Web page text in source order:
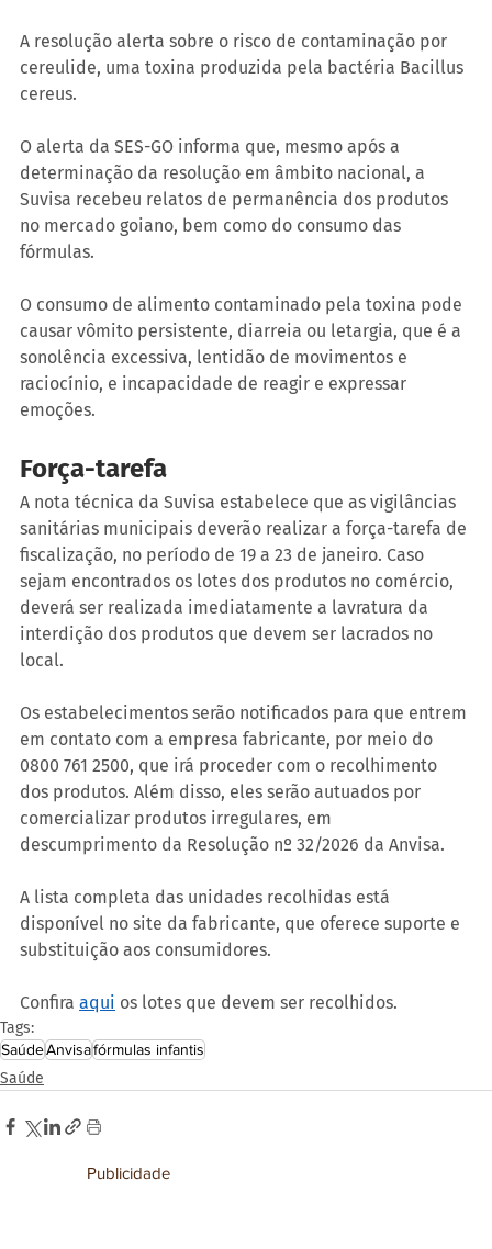
A resolução alerta sobre o risco de contaminação por
cereulide, uma toxina produzida pela bactéria Bacillus
cereus.
O alerta da SES-GO informa que, mesmo após a
determinação da resolução em âmbito nacional, a
Suvisa recebeu relatos de permanência dos produtos
no mercado goiano, bem como do consumo das
fórmulas.
O consumo de alimento contaminado pela toxina pode
causar vômito persistente, diarreia ou letargia, que é a
sonolência excessiva, lentidão de movimentos e
raciocínio, e incapacidade de reagir e expressar
emoções.
Força-tarefa
A nota técnica da Suvisa estabelece que as vigilâncias
sanitárias municipais deverão realizar a força-tarefa de
fiscalização, no período de 19 a 23 de janeiro. Caso
sejam encontrados os lotes dos produtos no comércio,
deverá ser realizada imediatamente a lavratura da
interdição dos produtos que devem ser lacrados no
local.
Os estabelecimentos serão notificados para que entrem
em contato com a empresa fabricante, por meio do
0800 761 2500, que irá proceder com o recolhimento
dos produtos. Além disso, eles serão autuados por
comercializar produtos irregulares, em
descumprimento da Resolução nº 32/2026 da Anvisa.
A lista completa das unidades recolhidas está
disponível no site da fabricante, que oferece suporte e
substituição aos consumidores.
Confira aqui os lotes que devem ser recolhidos.
Tags:
SaúdeAnvisafórmulas infantis
Saúde
Publicidade